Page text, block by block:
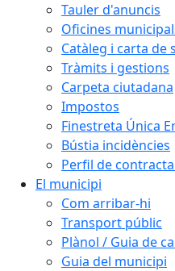
Tauler d'anuncis
Oficines
Catàleg i carta de
Tràmits i gestions
Carpeta ciutadana
Impostos
Finestreta Única
Bústia incidències
Perfil de
El municipi
Com arribar-hi
Transport públic
Plànol / Guia de
Guia del municipi